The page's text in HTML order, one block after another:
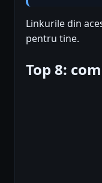
Linkurile din
pentru tine.
Top 8: